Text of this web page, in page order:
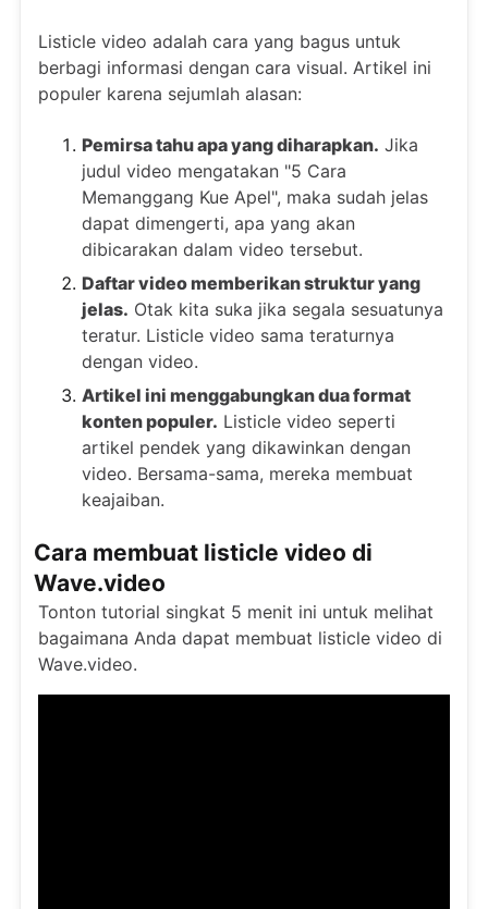
Listicle video adalah cara yang bagus untuk
berbagi informasi dengan cara visual. Artikel ini
populer karena sejumlah alasan:
Pemirsa tahu apa yang diharapkan. Jika
judul video mengatakan "5 Cara
Memanggang Kue Apel", maka sudah jelas
dapat dimengerti, apa yang akan
dibicarakan dalam video tersebut.
Daftar video memberikan struktur yang
jelas. Otak kita suka jika segala sesuatunya
teratur. Listicle video sama teraturnya
dengan video.
Artikel ini menggabungkan dua format
konten populer. Listicle video seperti
artikel pendek yang dikawinkan dengan
video. Bersama-sama, mereka membuat
keajaiban.
Cara membuat listicle video di
Wave.video
Tonton tutorial singkat 5 menit ini untuk melihat
bagaimana Anda dapat membuat listicle video di
Wave.video.